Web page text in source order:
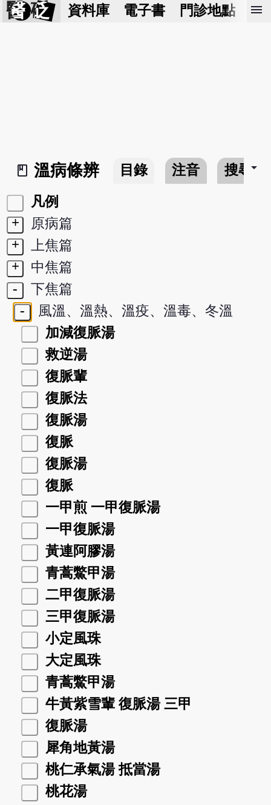
醫 砭 資料庫 電子書 門診地點 預
menu
book_2
溫病條辨 目錄 注音 搜尋arrow_drop_down
凡例
+
原病篇
+
上焦篇
+
中焦篇
-
下焦篇
-
風溫、溫熱、溫疫、溫毒、冬溫
加減復脈湯
救逆湯
復脈輩
復脈法
復脈湯
復脈
復脈湯
復脈
一甲煎 一甲復脈湯
一甲復脈湯
黃連阿膠湯
青蒿鱉甲湯
二甲復脈湯
三甲復脈湯
小定風珠
大定風珠
青蒿鱉甲湯
牛黃紫雪輩 復脈湯 三甲
復脈湯
犀角地黃湯
桃仁承氣湯 抵當湯
桃花湯